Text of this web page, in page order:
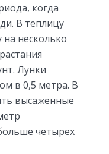
когда
В теплицу
несколько
Лунки
в 0,5 метра. В
высаженные
четырех